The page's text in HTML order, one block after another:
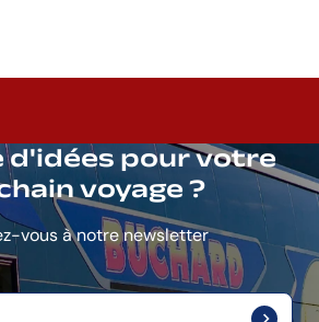
d'idées pour votre
voyage ?
vous à notre newsletter